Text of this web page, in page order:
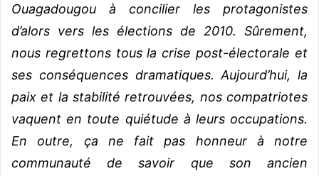
Ouagadougou à concilier les protagonistes
d’alors vers les élections de 2010. Sûrement,
nous regrettons tous la crise post-électorale et
ses conséquences dramatiques. Aujourd’hui, la
paix et la stabilité retrouvées, nos compatriotes
vaquent en toute quiétude à leurs occupations.
En outre, ça ne fait pas honneur à notre
communauté de savoir que son ancien